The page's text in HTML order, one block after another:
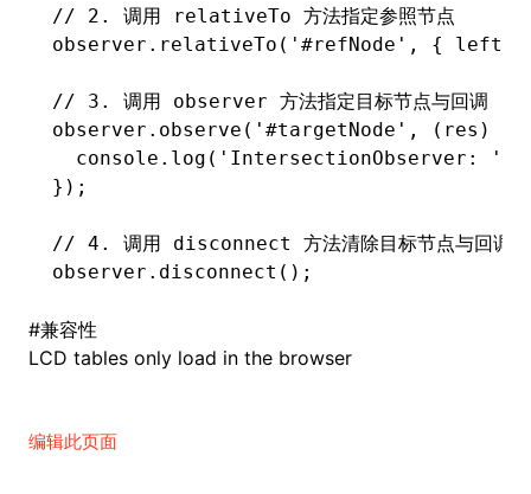
// 2. 调用 relativeTo 方法指定参照节点
observer .relativeTo ( '#refNode' , { left
// 3. 调用 observer 方法指定目标节点与回调
observer .observe ( '#targetNode' , (res)
  console
.log ( 'IntersectionObserver: '
});
// 4. 调用 disconnect 方法清除目标节点与回调
observer .disconnect ();
#兼容性
LCD tables only load in the browser
编辑此页面